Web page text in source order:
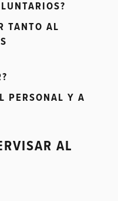
TANTO AL
PERSONAL Y A
AL